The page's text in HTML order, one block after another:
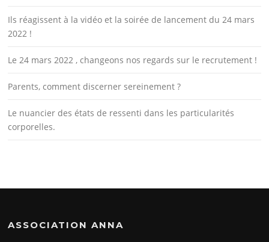
Ils réagissent à la vidéo et la soirée de lancement du 24 mars
2022 !
Le 24 mars 2022 , changeons nos regards sur le recrutement !
Parents, comment discerner sereinement ?
Le nuancier des états de ressenti dans les particularités
corporelles.
ASSOCIATION ANNA